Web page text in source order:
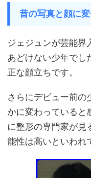
昔の写真と顔に
ジェジュンが芸能界
あどけない少年でし
正な顔立ちです。
さらにデビュー前の
かに変わっていると
に整形の専門家が見
能性は高いといわれ